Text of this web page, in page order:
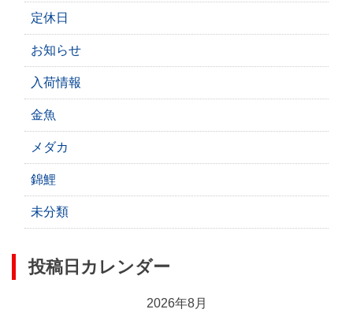
定休日
お知らせ
入荷情報
金魚
メダカ
錦鯉
未分類
投稿日カレンダー
2026年8月